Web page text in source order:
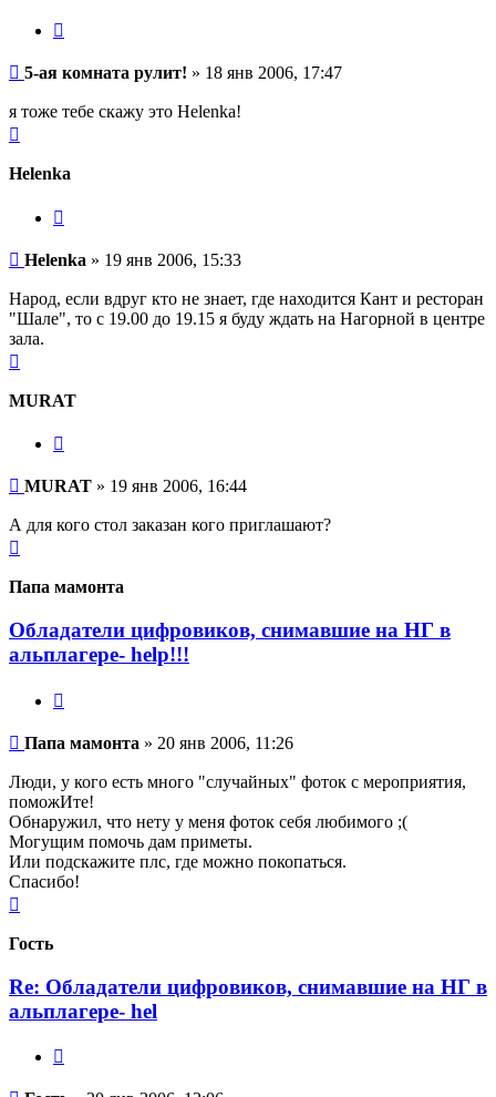
Сообщение
5-ая комната рулит! » 18 янв 2006, 17:47
я тоже тебе скажу это Helenka!
началу
Helenka
Сообщение
Helenka » 19 янв 2006, 15:33
Народ, если вдруг кто не знает, где находится Кант и ресторан
"Шале", то с 19.00 до 19.15 я буду ждать на Нагорной в центре
зала.
началу
MURAT
Сообщение
MURAT » 19 янв 2006, 16:44
А для кого стол заказан кого приглашают?
началу
Папа мамонта
Обладатели цифровиков, снимавшие на НГ в
альплагере- help!!!
Сообщение
Папа мамонта » 20 янв 2006, 11:26
Люди, у кого есть много "случайных" фоток с мероприятия,
поможИте!
Обнаружил, что нету у меня фоток себя любимого ;(
Могущим помочь дам приметы.
Или подскажите плс, где можно покопаться.
Спасибо!
началу
Гость
Re: Обладатели цифровиков, снимавшие на НГ в
альплагере- hel